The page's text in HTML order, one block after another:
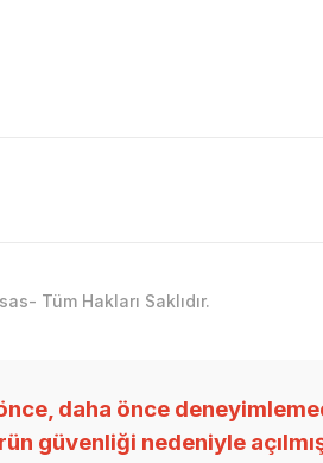
Tüm Hakları Saklıdır.
daha önce
güvenliği nedeniyle